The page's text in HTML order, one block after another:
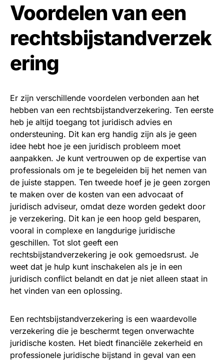
Voordelen van een
rechtsbijstandverzek
ering
Er zijn verschillende voordelen verbonden aan het
hebben van een rechtsbijstandverzekering. Ten eerste
heb je altijd toegang tot juridisch advies en
ondersteuning. Dit kan erg handig zijn als je geen
idee hebt hoe je een juridisch probleem moet
aanpakken. Je kunt vertrouwen op de expertise van
professionals om je te begeleiden bij het nemen van
de juiste stappen. Ten tweede hoef je je geen zorgen
te maken over de kosten van een advocaat of
juridisch adviseur, omdat deze worden gedekt door
je verzekering. Dit kan je een hoop geld besparen,
vooral in complexe en langdurige juridische
geschillen. Tot slot geeft een
rechtsbijstandverzekering je ook gemoedsrust. Je
weet dat je hulp kunt inschakelen als je in een
juridisch conflict belandt en dat je niet alleen staat in
het vinden van een oplossing.
Een rechtsbijstandverzekering is een waardevolle
verzekering die je beschermt tegen onverwachte
juridische kosten. Het biedt financiële zekerheid en
professionele juridische bijstand in geval van een